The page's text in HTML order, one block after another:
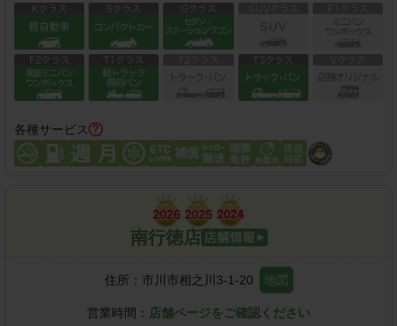
各種サービス
南行徳店
住所： 市川市相之川3-1-20 地図
営業時間： 店舗ページをご確認ください